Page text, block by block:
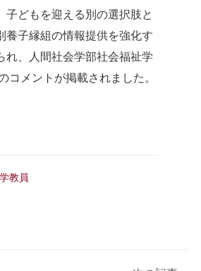
子どもを迎える別の選択肢と
養子縁組の情報提供を強化す
れ、人間社会学部社会福祉学
コメントが掲載されました。
教員